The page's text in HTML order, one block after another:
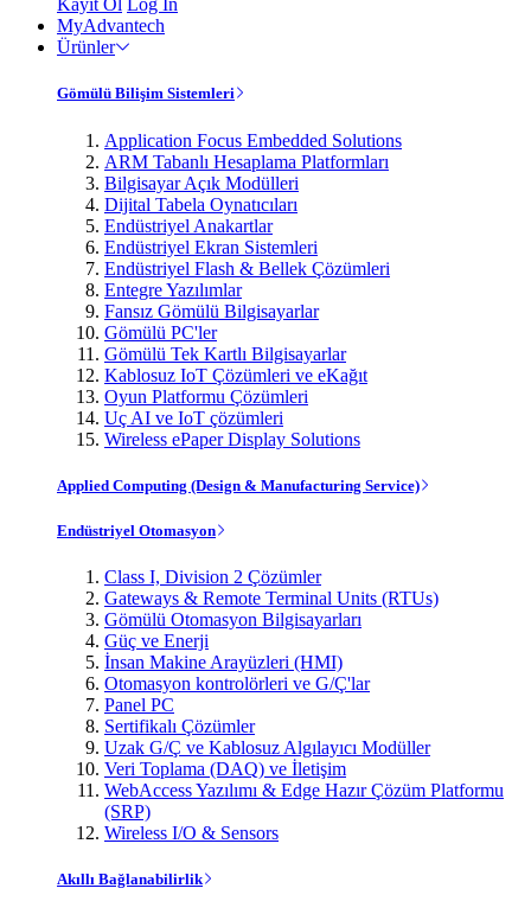
Kayıt Ol Log In
MyAdvantech
Ürünler
Gömülü Bilişim Sistemleri
Application Focus Embedded Solutions
ARM Tabanlı Hesaplama Platformları
Bilgisayar Açık Modülleri
Dijital Tabela Oynatıcıları
Endüstriyel Anakartlar
Endüstriyel Ekran Sistemleri
Endüstriyel Flash & Bellek Çözümleri
Entegre Yazılımlar
Fansız Gömülü Bilgisayarlar
Gömülü PC'ler
Gömülü Tek Kartlı Bilgisayarlar
Kablosuz IoT Çözümleri ve eKağıt
Oyun Platformu Çözümleri
Uç AI ve IoT çözümleri
Wireless ePaper Display Solutions
Applied Computing (Design & Manufacturing Service)
Endüstriyel Otomasyon
Class I, Division 2 Çözümler
Gateways & Remote Terminal Units (RTUs)
Gömülü Otomasyon Bilgisayarları
Güç ve Enerji
İnsan Makine Arayüzleri (HMI)
Otomasyon kontrolörleri ve G/Ç'lar
Panel PC
Sertifikalı Çözümler
Uzak G/Ç ve Kablosuz Algılayıcı Modüller
Veri Toplama (DAQ) ve İletişim
WebAccess Yazılımı & Edge Hazır Çözüm Platformu
(SRP)
Wireless I/O & Sensors
Akıllı Bağlanabilirlik